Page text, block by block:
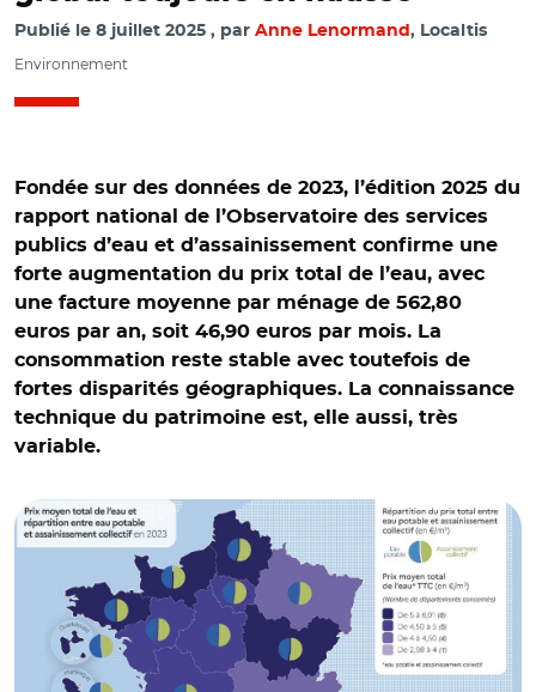
Publié le 8 juillet 2025 par Anne Lenormand , Localtis
Environnement
Fondée sur des données de 2023, l’édition 2025 du
rapport national de l’Observatoire des services
publics d’eau et d’assainissement confirme une
forte augmentation du prix total de l’eau, avec
une facture moyenne par ménage de 562,80
euros par an, soit 46,90 euros par mois. La
consommation reste stable avec toutefois de
fortes disparités géographiques. La connaissance
technique du patrimoine est, elle aussi, très
variable.